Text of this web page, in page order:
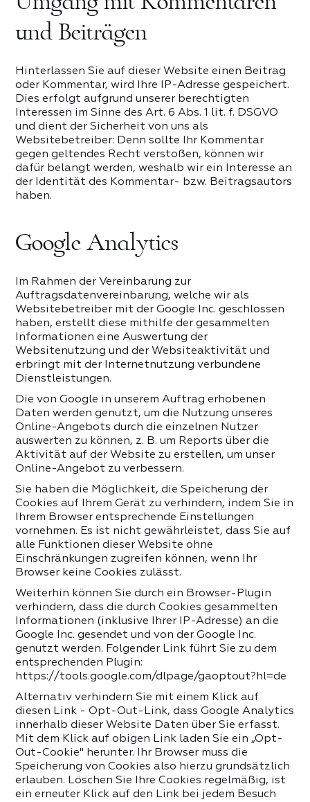
und Beiträgen
Hinterlassen Sie auf dieser Website einen Beitrag
oder Kommentar, wird Ihre IP-Adresse gespeichert.
Dies erfolgt aufgrund unserer berechtigten
Interessen im Sinne des Art. 6 Abs. 1 lit. f. DSGVO
und dient der Sicherheit von uns als
Websitebetreiber: Denn sollte Ihr Kommentar
gegen geltendes Recht verstoßen, können wir
dafür belangt werden, weshalb wir ein Interesse an
der Identität des Kommentar- bzw. Beitragsautors
haben.
Google Analytics
Im Rahmen der Vereinbarung zur
Auftragsdatenvereinbarung, welche wir als
Websitebetreiber mit der Google Inc. geschlossen
haben, erstellt diese mithilfe der gesammelten
Informationen eine Auswertung der
Websitenutzung und der Websiteaktivität und
erbringt mit der Internetnutzung verbundene
Dienstleistungen.
Die von Google in unserem Auftrag erhobenen
Daten werden genutzt, um die Nutzung unseres
Online-Angebots durch die einzelnen Nutzer
auswerten zu können, z. B. um Reports über die
Aktivität auf der Website zu erstellen, um unser
Online-Angebot zu verbessern.
Sie haben die Möglichkeit, die Speicherung der
Cookies auf Ihrem Gerät zu verhindern, indem Sie in
Ihrem Browser entsprechende Einstellungen
vornehmen. Es ist nicht gewährleistet, dass Sie auf
alle Funktionen dieser Website ohne
Einschränkungen zugreifen können, wenn Ihr
Browser keine Cookies zulässt.
Weiterhin können Sie durch ein Browser-Plugin
verhindern, dass die durch Cookies gesammelten
Informationen (inklusive Ihrer IP-Adresse) an die
Google Inc. gesendet und von der Google Inc.
genutzt werden. Folgender Link führt Sie zu dem
entsprechenden Plugin:
https://tools.google.com/dlpage/gaoptout?hl=de
Alternativ verhindern Sie mit einem Klick auf
diesen Link - Opt-Out-Link, dass Google Analytics
innerhalb dieser Website Daten über Sie erfasst.
Mit dem Klick auf obigen Link laden Sie ein „Opt-
Out-Cookie" herunter. Ihr Browser muss die
Speicherung von Cookies also hierzu grundsätzlich
erlauben. Löschen Sie Ihre Cookies regelmäßig, ist
ein erneuter Klick auf den Link bei jedem Besuch